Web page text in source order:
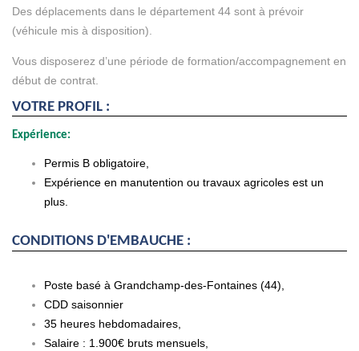
Des déplacements dans le département 44 sont à prévoir
(véhicule mis à disposition).
Vous disposerez d’une période de formation/accompagnement en
début de contrat.
VOTRE PROFIL :
Expérience:
Permis B obligatoire,
Expérience en manutention ou travaux agricoles est un
plus.
CONDITIONS D'EMBAUCHE :
Poste basé à Grandchamp-des-Fontaines (44),
CDD saisonnier
35 heures hebdomadaires,
Salaire : 1.900€ bruts mensuels,